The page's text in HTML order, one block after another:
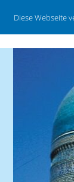
Diese Webseite